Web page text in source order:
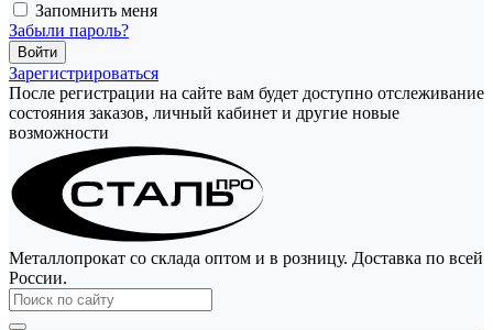
Запомнить меня
Забыли пароль?
Зарегистрироваться
После регистрации на сайте вам будет доступно отслеживание
состояния заказов, личный кабинет и другие новые
возможности
Металлопрокат со склада оптом и в розницу. Доставка по всей
России.